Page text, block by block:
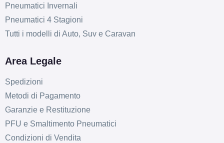
Pneumatici Invernali
Pneumatici 4 Stagioni
Tutti i modelli di Auto, Suv e Caravan
Area Legale
Spedizioni
Metodi di Pagamento
Garanzie e Restituzione
PFU e Smaltimento Pneumatici
Condizioni di Vendita